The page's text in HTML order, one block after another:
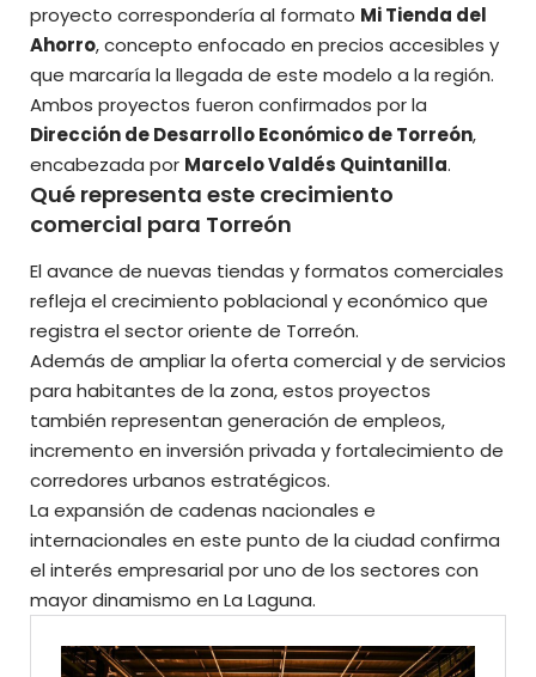
proyecto correspondería al formato Mi Tienda del
Ahorro, concepto enfocado en precios accesibles y
que marcaría la llegada de este modelo a la región.
Ambos proyectos fueron confirmados por la
Dirección de Desarrollo Económico de Torreón,
encabezada por Marcelo Valdés Quintanilla.
Qué representa este crecimiento
comercial para Torreón
El avance de nuevas tiendas y formatos comerciales
refleja el crecimiento poblacional y económico que
registra el sector oriente de Torreón.
Además de ampliar la oferta comercial y de servicios
para habitantes de la zona, estos proyectos
también representan generación de empleos,
incremento en inversión privada y fortalecimiento de
corredores urbanos estratégicos.
La expansión de cadenas nacionales e
internacionales en este punto de la ciudad confirma
el interés empresarial por uno de los sectores con
mayor dinamismo en La Laguna.